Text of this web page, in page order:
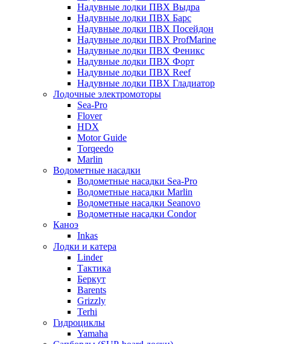
Надувные лодки ПВХ Выдра
Надувные лодки ПВХ Барс
Надувные лодки ПВХ Посейдон
Надувные лодки ПВХ ProfMarine
Надувные лодки ПВХ Феникс
Надувные лодки ПВХ Форт
Надувные лодки ПВХ Reef
Надувные лодки ПВХ Гладиатор
Лодочные электромоторы
Sea-Pro
Flover
HDX
Motor Guide
Torqeedo
Marlin
Водометные насадки
Водометные насадки Sea-Pro
Водометные насадки Marlin
Водометные насадки Seanovo
Водометные насадки Condor
Каноэ
Inkas
Лодки и катера
Linder
Тактика
Беркут
Barents
Grizzly
Terhi
Гидроциклы
Yamaha